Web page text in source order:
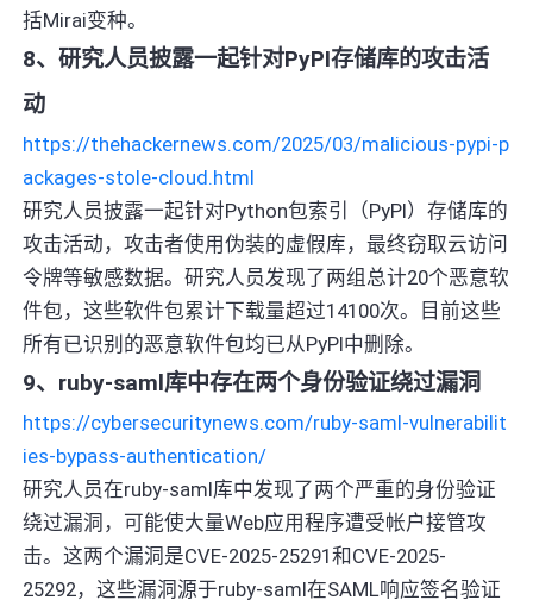
括Mirai变种。
8、研究人员披露一起针对PyPI存储库的攻击活
动
https://thehackernews.com/2025/03/malicious-pypi-p
ackages-stole-cloud.html
研究人员披露一起针对Python包索引（PyPI）存储库的
攻击活动，攻击者使用伪装的虚假库，最终窃取云访问
令牌等敏感数据。研究人员发现了两组总计20个恶意软
件包，这些软件包累计下载量超过14100次。目前这些
所有已识别的恶意软件包均已从PyPI中删除。
9、ruby-saml库中存在两个身份验证绕过漏洞
https://cybersecuritynews.com/ruby-saml-vulnerabilit
ies-bypass-authentication/
研究人员在ruby-saml库中发现了两个严重的身份验证
绕过漏洞，可能使大量Web应用程序遭受帐户接管攻
击。这两个漏洞是CVE-2025-25291和CVE-2025-
25292，这些漏洞源于ruby-saml在SAML响应签名验证